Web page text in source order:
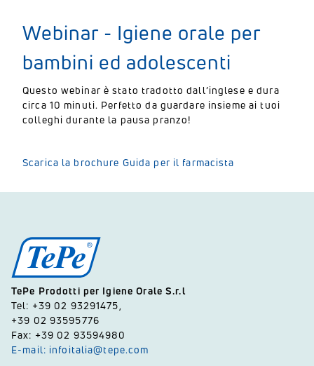
Webinar - Igiene orale per
bambini ed adolescenti
Questo webinar è stato tradotto dall’inglese e dura
circa 10 minuti. Perfetto da guardare insieme ai tuoi
colleghi durante la pausa pranzo!
Scarica la brochure Guida per il farmacista
TePe Prodotti per Igiene Orale S.r.l
Tel: +39 02 93291475,
+39 02 93595776
Fax: +39 02 93594980
E-mail: infoitalia@tepe.com